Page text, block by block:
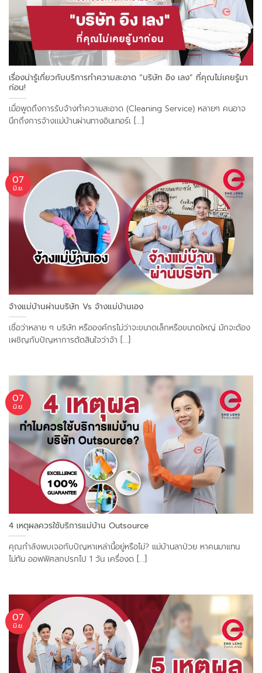
เรื่องน่ารู้เกี่ยวกับบริการทำความสะอาด “บริษัท อิง เลง” ที่คุณไม่เคยรู้มา
ก่อน!
เมื่อพูดถึงการรับจ้างทำความสะอาด (Cleaning Service) หลายๆ คนอาจ
นึกถึงการจ้างเเม่บ้านผ่านทางอินเทอร์เ [...]
จ้างแม่บ้านผ่านบริษัท Vs จ้างแม่บ้านเอง
เชื่อว่าหลาย ๆ บริษัท หรือองค์กรไม่ว่าจะขนาดเล็กหรือขนาดใหญ่ มักจะต้อง
เผชิญกับปัญหาการตัดสินใจว่าจ้า [...]
07
มิ.ย.
4 เหตุผลควรใช้บริการแม่บ้าน Outsource
คุณกำลังพบเจอกับปัญหาเหล่านี้อยู่หรือไม่? แม่บ้านลาป่วย หาคนมาแทน
ไม่ทัน ออฟฟิศสกปรกไป 1 วัน เครื่องด [...]
07
มิ.ย.
07
มิ.ย.